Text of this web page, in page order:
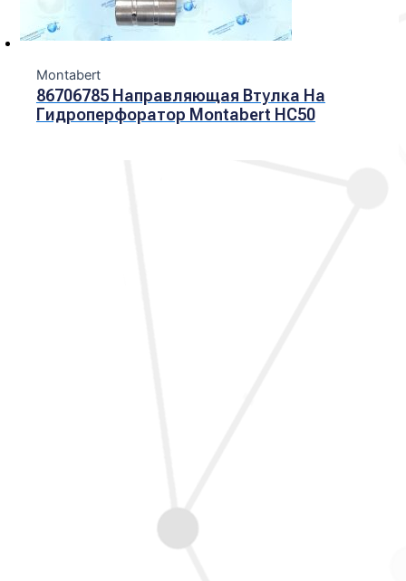
Montabert
86706785 Направляющая Втулка На
Гидроперфоратор Montabert HC50